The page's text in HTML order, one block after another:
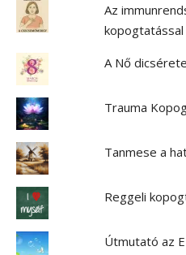
Az
kopogtatással
A Nő dicsérete
Trauma
Tanmese a
Reggeli
Útmutató az